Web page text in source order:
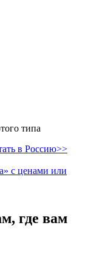
типа
в Россию>>
с ценами или
где вам